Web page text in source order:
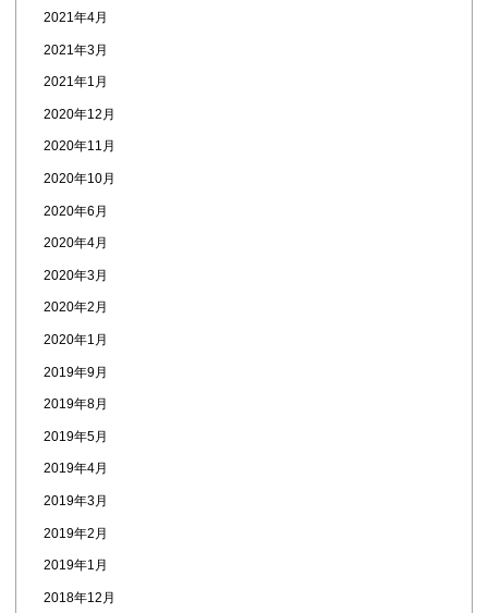
2021年4月
2021年3月
2021年1月
2020年12月
2020年11月
2020年10月
2020年6月
2020年4月
2020年3月
2020年2月
2020年1月
2019年9月
2019年8月
2019年5月
2019年4月
2019年3月
2019年2月
2019年1月
2018年12月